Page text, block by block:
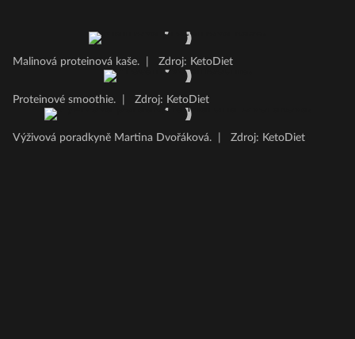
Malinová proteinová kaše. Zdroj: KetoDiet
Proteinové smoothie. Zdroj: KetoDiet
Výživová poradkyně Martina Dvořáková. Zdroj: KetoDiet